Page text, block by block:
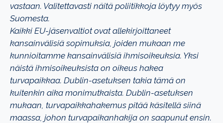
vastaan. Valitettavasti näitä poliitikkoja löytyy myös
Suomesta.
Kaikki EU-jäsenvaltiot ovat allekirjoittaneet
kansainvälisiä sopimuksia, joiden mukaan me
kunnioitamme kansainvälisiä ihmisoikeuksia. Yksi
näistä ihmisoikeuksista on oikeus hakea
turvapaikkaa. Dublin-asetuksen takia tämä on
kuitenkin aika monimutkaista. Dublin-asetuksen
mukaan, turvapaikkahakemus pitää käsitellä siinä
maassa, johon turvapaikanhakija on saapunut ensin.